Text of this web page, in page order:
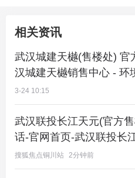
规划有11栋楼，预计可容
容积率为4.92，绿化率达
对宽敞的居住环境与良好
户型的分析，我们发现各
布局，以保证充足的日照
在武汉硚口崇仁路沉淀百
想生活的革新正悄然启幕
级，更是一场关于生活、
相关资讯
武汉城建天樾(售楼处) 官
汉城建天樾销售中心 - 环
价格 - 地址 - 楼盘详情 -
- 配套 - 电话 - 交房时间
3-24 10:15
武汉联投长江天元(官方
话-官网首页-武汉联投长
中心 - 价格 - 地址 - 楼盘
- 电话 - 交房时间 - 配套 -
搜狐焦点铜川站 2分钟前